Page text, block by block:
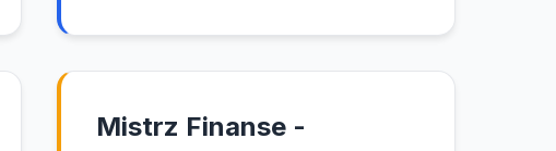
Mistrz Finanse -